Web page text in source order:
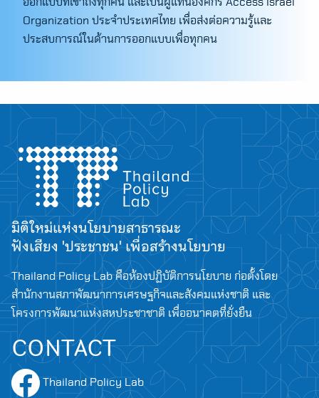
Organization ประจำประเทศไทย เพื่อส่งต่อความรู้และ
ประสบการณ์ในด้านการออกแบบเพื่อทุกคน
มิติใหม่แห่งนโยบายสาธารณะ
ฟังเสียง 'ประชาชน' เพื่อสร้างนโยบาย
Thailand Policy Lab คือห้องปฏิบัติการนโยบาย ก่อตั้งโดย
สำนักงานสภาพัฒนาการเศรษฐกิจและสังคมแห่งชาติ และ
โครงการพัฒนาแห่งสหประชาชาติ เพื่ออนาคตที่ยั่งยืน
CONTACT
Thailand Policy Lab